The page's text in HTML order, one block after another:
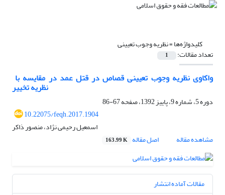
کلیدواژه‌ها =نظریه وجوب تعیینی
تعداد مقالات: 1
نظریه تخییر
دوره 5، شماره 9، پاییز 1392، صفحه
67-86
10.22075/feqh.2017.1904
اسمعیل رحیمی نژاد، منصور ذاکر
مشاهده مقاله
اصل مقاله 163.99 K
مقالات آماده انتشار